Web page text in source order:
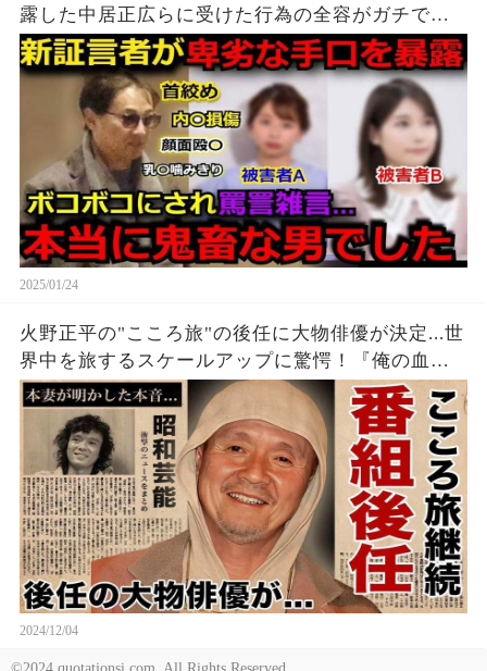
露した中居正広らに受けた行為の全容がガチでヤ
バすぎる...女子アナやレコード会社女性社員にも手
を出しまくる中居と中嶋Pの悪行の詳細に言葉を失
2025/01/24
火野正平の"こころ旅"の後任に大物俳優が決定...世
界中を旅するスケールアップに驚愕！『俺の血は
他人の血』でも有名な俳優の本妻が死後明かした
本音...晩年の入院中に支えた人物に言葉を失う！
2024/12/04